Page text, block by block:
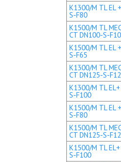
K1300/M TL EL
S-F80
K1500/M TL
CT DN100-S-
K1500/M TL EL
S-F65
K1300/M TL
CT DN125-S-
K1300/M TL
S-F100
K1500/M TL EL
S-F80
K1500/M TL
CT DN125-S-
K1500/M TL
S-F100